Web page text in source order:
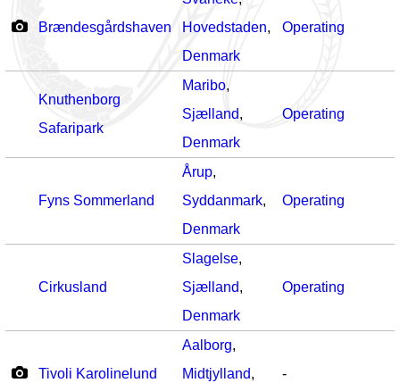
Brændesgårdshaven
Hovedstaden,
Denmark
Operating
Knuthenborg
Safaripark
Maribo,
Sjælland,
Denmark
Operating
Fyns Sommerland
Årup,
Syddanmark,
Denmark
Operating
Cirkusland
Slagelse,
Sjælland,
Denmark
Operating
Tivoli Karolinelund
Aalborg,
Midtjylland,
-